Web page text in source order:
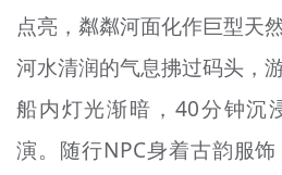
宣传思想文化人才
专题
资料库
点亮，粼粼河面化作巨型天
河水清润的气息拂过码头，
船内灯光渐暗，40分钟沉
演。随行NPC身着古韵服